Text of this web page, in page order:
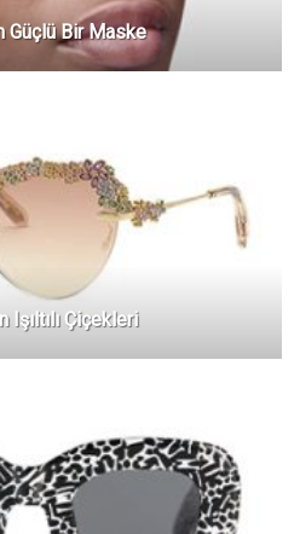
Güçlü Bir Maske
Işıltılı Çiçekleri